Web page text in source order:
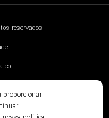
reservados
proporcionar